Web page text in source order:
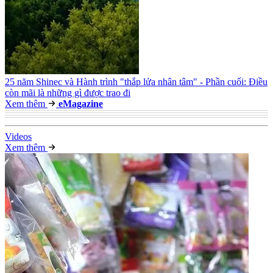
25 năm Shinec và Hành trình "thắp lửa nhân tâm" - Phần cuối: Điều
còn mãi là những gì được trao đi
Xem thêm
eMagazine
Videos
Xem thêm